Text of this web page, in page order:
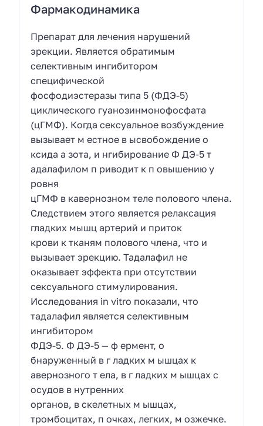
Фармакодинамика
Препарат для лечения нарушений
эрекции. Является обратимым
селективным ингибитором
специфической
фосфодиэстеразы типа 5 (ФДЭ-5)
циклического гуанозинмонофосфата
(цГМФ). Когда сексуальное возбуждение
вызывает м естное в ысвобождение о
ксида а зота, и нгибирование Ф ДЭ-5 т
адалафилом п риводит к п овышению у
ровня
цГМФ в кавернозном теле полового члена.
Следствием этого является релаксация
гладких мышц артерий и приток
крови к тканям полового члена, что и
вызывает эрекцию. Тадалафил не
оказывает эффекта при отсутствии
сексуального стимулирования.
Исследования in vitro показали, что
тадалафил является селективным
ингибитором
ФДЭ-5. Ф ДЭ-5 — ф ермент, о
бнаруженный в г ладких м ышцах к
авернозного т ела, в г ладких м ышцах с
осудов в нутренних
органов, в скелетных м ышцах,
тромбоцитах, п очках, легких, м озжечке.